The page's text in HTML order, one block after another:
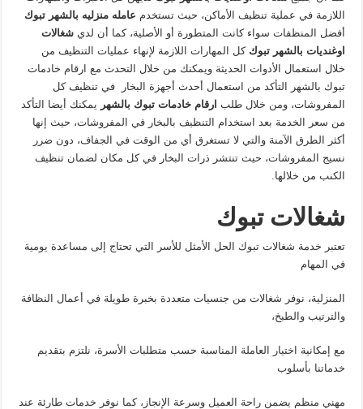
اللازمة في عملية تنظيف الأماكن، حيث تستخدم عامله منزليه بالشهر تبوك
أفضل المنظفات سواء كانت المتطورة أو الأصلية، كما أن لديشغالات
اوغنديات بالشهر تبوك كل المهارات اللازمة لإنهاء عمليات التنظيف من
خلال استعمال الأدوات الحديثة ويمكنك من خلال التحدث مع ارقام خادمات
تبوك بالشهر التأكد من استعمال أحدث أجهزة البخار في تنظيف كل
المفروشات، ومن خلال طلب ارقام خادمات تبوك بالشهر يمكنك أيضا التأكد
من سعر الخدمة بعد استخدام التنظيف بالبخار في المفروشات، حيث إنها
أكثر الطرق الآمنة والتي لا تستغرق أي من الوقت في الجفاف، دون ضرر
نسيج المفروشات، حيث تنتشر ذرات البخار في كل مكان لضمان تنظيف
الكنب من خلالها.
شغالات تبوك
تعتبر خدمة شغالات تبوك الحل الأمثل للأسر التي تحتاج إلى مساعدة يومية
في المهام
المنزلية، نوفر شغالات من جنسيات متعددة بخبرة طويلة في أعمال النظافة
والترتيب والطبخ،
مع إمكانية اختيار العاملة المناسبة حسب متطلبات الأسرة، نلتزم بتقديم
خدماتنا بأسلوب
مهني منظم يضمن راحة العميل وسرعة الإنجاز، كما نوفر خدمات طارئة عند